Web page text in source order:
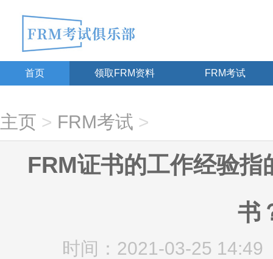
首页 领取FRM资料 FRM考试
主页 > FRM考试 >
FRM证书的工作经验
书
时间：2021-03-25 14:49